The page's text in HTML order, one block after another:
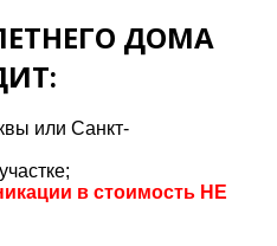
ДОМА
или Санкт-
в стоимость НЕ